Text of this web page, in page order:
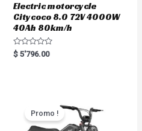
Electric motorcycle
Citycoco 8.0 72V 4000W
40Ah 80km/h
R
a
$ 5'796.00
Promo !